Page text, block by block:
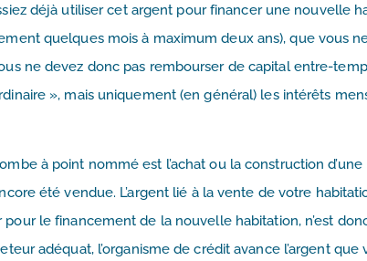
déjà utiliser cet argent pour financer une nouvelle
quelques mois à maximum deux ans), que vous
ne devez donc pas rembourser de capital entre-
», mais uniquement (en général) les intérêts
à point nommé est l’achat ou la construction
été vendue. L’argent lié à la vente de votre
le financement de la nouvelle habitation, n’est
adéquat, l’organisme de crédit avance l’argent que